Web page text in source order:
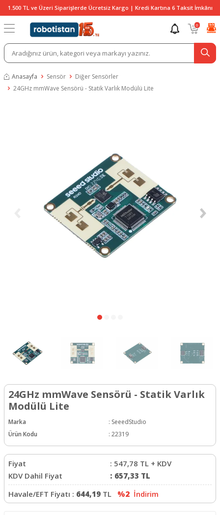
1.500 TL ve Üzeri Siparişlerde Ücretsiz Kargo | Kredi Kartına 6 Taksit İmkânı
0
Anasayfa Sensör
Diğer Sensörler
24GHz mmWave Sensörü - Statik Varlık Modülü Lite
24GHz mmWave Sensörü - Statik Varlık
Modülü Lite
Marka : SeeedStudio
Ürün Kodu
: 22319
Fiyat : 547,78 TL + KDV
KDV Dahil Fiyat
: 657,33 TL
Havale/EFT Fiyatı : 644,19 TL %2 İndirim